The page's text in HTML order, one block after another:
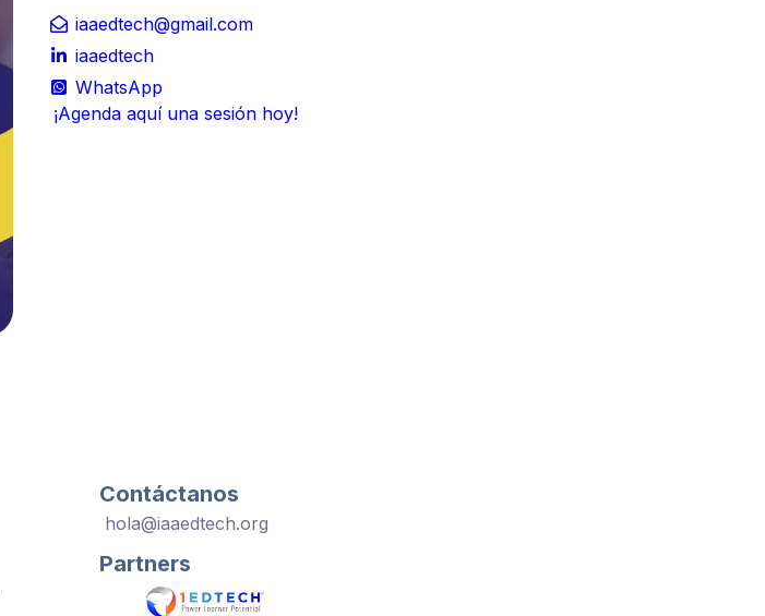
iaaedtech@gmail.com
iaaedtech
WhatsApp
¡Agenda aquí una sesión hoy!
Contáctanos
hola@iaaedtech.org
Partners